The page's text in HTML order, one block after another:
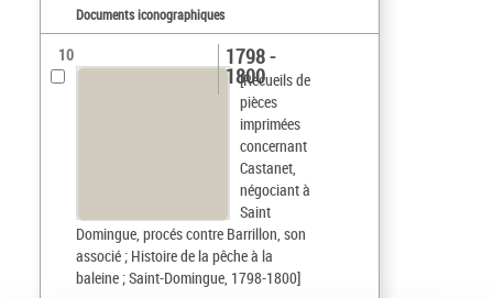
Documents iconographiques
10
[Recueils de
pièces
imprimées
concernant
Castanet,
négociant à
Saint
Domingue, procés contre Barrillon, son
associé ; Histoire de la pêche à la
baleine ; Saint-Domingue, 1798-1800]
1798 -
1800